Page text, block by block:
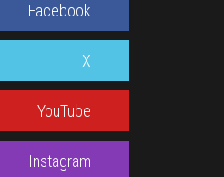
Facebook
X
YouTube
Instagram